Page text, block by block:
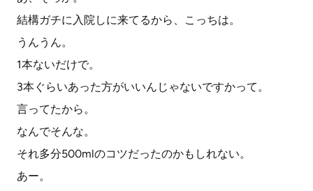
結構ガチに入院しに来てるから、こっちは。
うんうん。
1本ないだけで。
3本ぐらいあった方がいいんじゃないですかって。
言ってたから。
なんでそんな。
それ多分500mlのコツだったのかもしれない。
あー。